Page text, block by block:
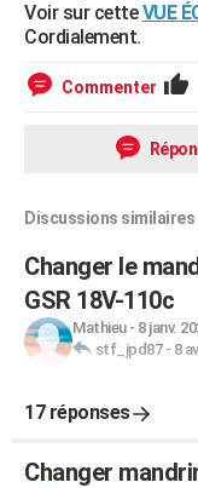
Voir sur cetteVUE
Cordialement.
Commenter
Discussions similaires
Changer le
GSR 18V-110c
Mathieu- 8 janv.
stf_jpd87- 8
17 réponses
Changer